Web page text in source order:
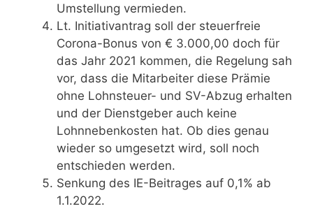
Umstellung vermieden.
Lt. Initiativantrag soll der steuerfreie
Corona-Bonus von € 3.000,00 doch für
das Jahr 2021 kommen, die Regelung sah
vor, dass die Mitarbeiter diese Prämie
ohne Lohnsteuer- und SV-Abzug erhalten
und der Dienstgeber auch keine
Lohnnebenkosten hat. Ob dies genau
wieder so umgesetzt wird, soll noch
entschieden werden.
Senkung des IE-Beitrages auf 0,1% ab
1.1.2022.